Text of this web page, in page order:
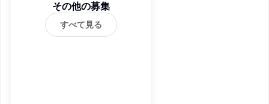
その他の募集
すべて見る